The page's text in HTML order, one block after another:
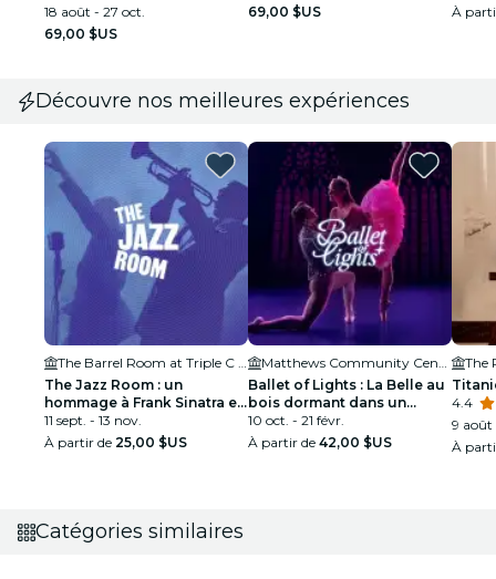
18 août - 27 oct.
69,00 $US
69,00 $US
À
Découvre nos meilleures expériences
The Barrel Room at Triple C Brewing
The Jazz Room : un
hommage à Frank Sinatra et
Louis Armstrong
11 sept. - 13 nov.
À partir de 25,00 $US
Matthews Community Center
Ballet of Lights : La Belle au
bois dormant dans un
spectacle étincelant
10 oct. - 21 févr.
À partir de 42,00 $US
4.4
9 août
À
Catégories similaires